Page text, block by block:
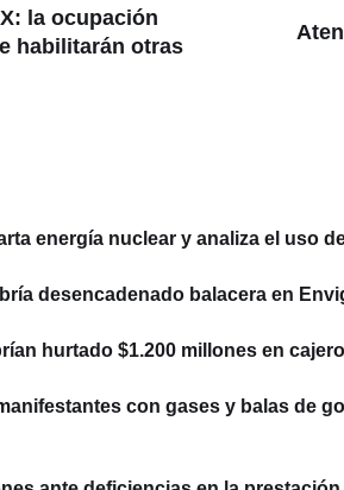
la ocupación
habilitarán otras
energía nuclear y analiza el uso
desencadenado balacera en
hurtado $1.200 millones en
con gases y balas de